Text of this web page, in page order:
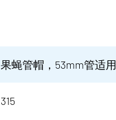
果蝇管帽，53mm管适用
315